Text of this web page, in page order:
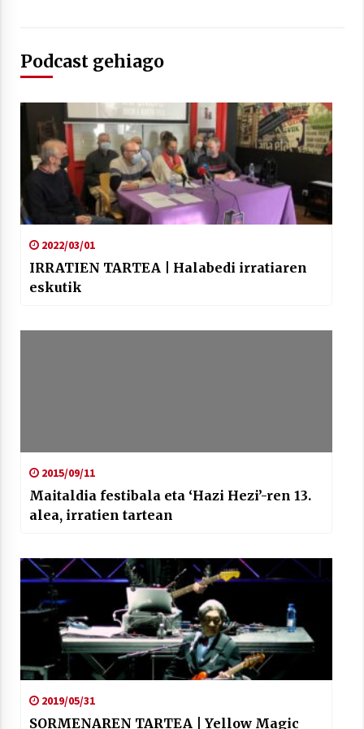
Arrosaren laburpen bideoa Hamaika
Telebistaren eskutik
2021/06/30
Podcast gehiago
2022/03/01
IRRATIEN TARTEA | Halabedi irratiaren
eskutik
2015/09/11
Maitaldia festibala eta ‘Hazi Hezi’-ren 13.
alea, irratien tartean
2019/05/31
SORMENAREN TARTEA | Yellow Magic